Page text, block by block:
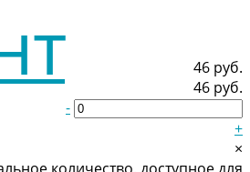
46 руб.
46 руб.
-
+
×